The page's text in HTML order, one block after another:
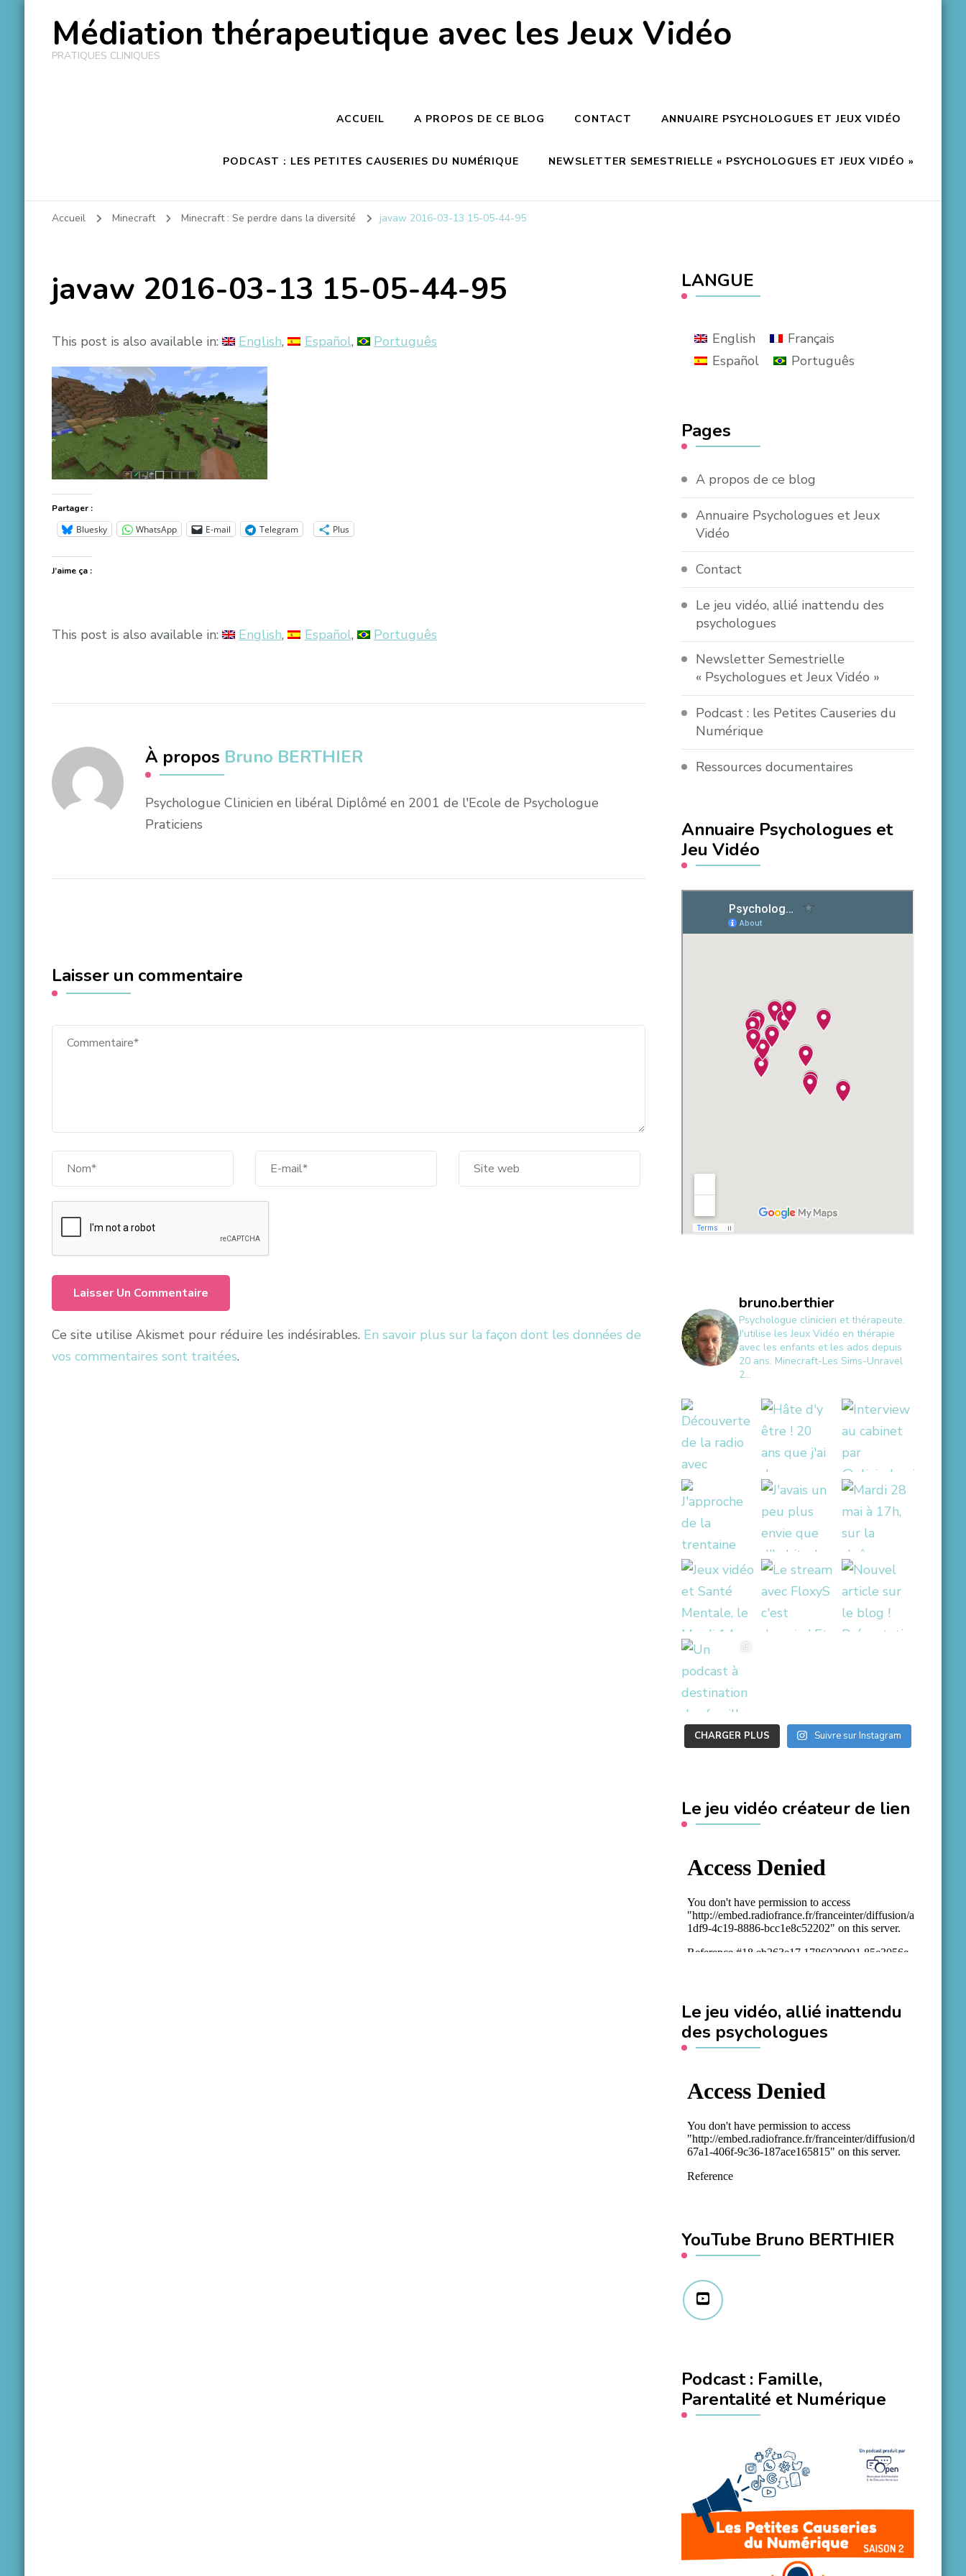
Médiation thérapeutique avec les Jeux Vidéo
PRATIQUES CLINIQUES
ACCUEIL A PROPOS DE CE BLOG CONTACT ANNUAIRE PSYCHOLOGUES ET JEUX VIDÉO
PODCAST : LES PETITES CAUSERIES DU NUMÉRIQUE NEWSLETTER SEMESTRIELLE « PSYCHOLOGUES ET JEUX VIDÉO »
Accueil Minecraft Minecraft : Se perdre dans la diversité javaw 2016-03-13 15-05-44-95
javaw 2016-03-13 15-05-44-95
This post is also available in: English Español Português
Partager :
Bluesky WhatsApp E-mail Telegram Plus
J’aime ça :
This post is also available in: English Español Português
À propos Bruno BERTHIER
Psychologue Clinicien en libéral Diplômé en 2001 de l'Ecole de Psychologue
Praticiens
Laisser un commentaire
Ce site utilise Akismet pour réduire les indésirables. En savoir plus sur la façon dont les données de
vos commentaires sont traitées.
LANGUE
English
Français
Español
Português
Pages
A propos de ce blog
Annuaire Psychologues et Jeux
Vidéo
Contact
Le jeu vidéo, allié inattendu des
psychologues
Newsletter Semestrielle
« Psychologues et Jeux Vidéo »
Podcast : les Petites Causeries du
Numérique
Ressources documentaires
Annuaire Psychologues et
Jeu Vidéo
bruno.berthier
Psychologue clinicien et thérapeute.
J'utilise les Jeux Vidéo en thérapie
avec les enfants et les ados depuis
20 ans. Minecraft-Les Sims-Unravel
2...
CHARGER PLUS Suivre sur Instagram
Le jeu vidéo créateur de lien
Le jeu vidéo, allié inattendu
des psychologues
YouTube Bruno BERTHIER
Podcast : Famille,
Parentalité et Numérique